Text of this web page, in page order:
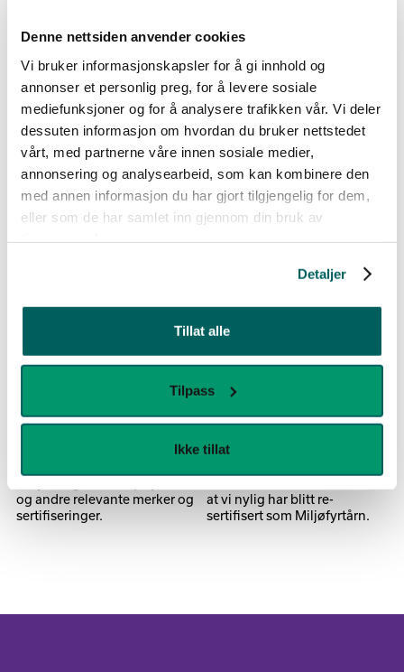
Denne nettsiden anvender cookies
Vi bruker informasjonskapsler for å gi innhold og
annonser et personlig preg, for å levere sosiale
mediefunksjoner og for å analysere trafikken vår. Vi deler
dessuten informasjon om hvordan du bruker nettstedet
vårt, med partnerne våre innen sosiale medier,
annonsering og analysearbeid, som kan kombinere den
med annen informasjon du har gjort tilgjengelig for dem,
eller som de har samlet inn gjennom din bruk av
Detaljer
Tillat alle
Tilpass
Ikke tillat
Nyheter fra miljøgruppa
26.02
Logokopper –
bærekraftig
profilprodukt eller
brandet søppel?
Fra plastavfall til nye kopper,
21 05
MAKE!Graphics
Stor-Oslo er
resertifisert med
Svanemerket
MAKE!Graphics Stor-Oslo har
nylig blitt resertifisert med
Svanemerket, en av de mest
miljøsertifiseringene i
Norden.
Miljøsertifiseringer i
og andre relevante merker og
sertifiseringer.
14
Vi er Miljøfyrtårn-
sertifisert!
at vi nylig har blitt re-
sertifisert som Miljøfyrtårn.